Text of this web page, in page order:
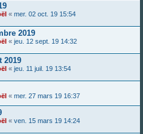
« mer. 02 oct. 19 15:54
2019
« jeu. 12 sept. 19 14:32
2019
« jeu. 11 juil. 19 13:54
« mer. 27 mars 19 16:37
« ven. 15 mars 19 14:24